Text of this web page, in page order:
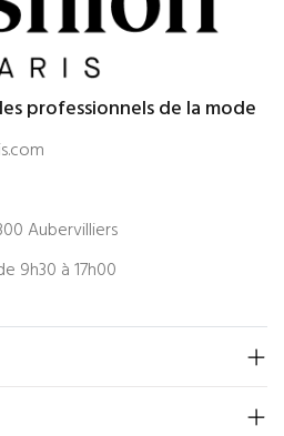
professionnels de la mode
Aubervilliers
9h30 à 17h00